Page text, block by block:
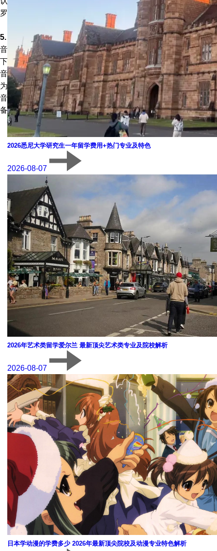
罗里达州和其他监管景观建筑实践的州获得许可的重要第一步。
5. 音乐
音乐硕士学位是在音乐或音乐教育方面提供的。音乐课程提供以
下专业：合唱指挥、作曲、电子音乐、民族音乐学、器乐指挥、
音乐教育、音乐历史和文学、音乐理论、表演和圣乐。硕士学位
为学生在工作室、学校和大学担任教师、表演者、音乐史学家、
音乐评论家、教会音乐家、作曲家、指挥家和伴奏者的职业做准
备。也有一个可用的在线硕士课程。
2026悉尼大学研究生一年留学费用+热门专业及特色
2026-08-07
2026年艺术类留学爱尔兰 最新顶尖艺术类专业及院校解析
2026-08-07
日本学动漫的学费多少 2026年最新顶尖院校及动漫专业特色解析